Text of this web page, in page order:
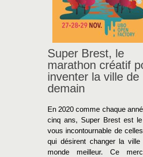
Super Brest, le
marathon créatif
inventer la ville de
demain
En 2020 comme chaque
cinq ans, Super Brest est
vous incontournable de
qui désirent changer la
monde meilleur. Ce